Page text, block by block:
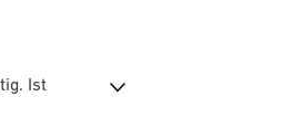
Ist